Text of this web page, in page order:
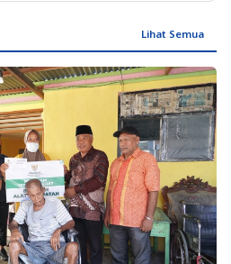
Lihat Semua